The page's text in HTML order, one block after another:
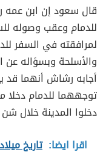
قال سعود إن ابن
للدمام وعقب وصوله
لمرافقته في السفر
والأسلحة وبسؤاله
أجابه رشاش أنهما قد
توجههما للدمام دخلا
دخلوا المدينة خلال شن
اقرا ايضا: تاريخ